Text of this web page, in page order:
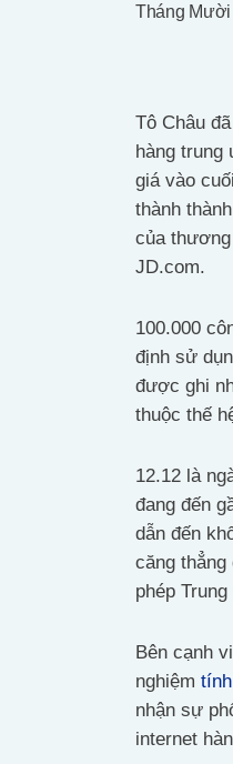
Tháng Mười
Tô Châu
hàng trung
giá vào
thành
của
JD.com.
100.000
định sử
được ghi
thuộc thế
12.12 là
đang đến
dẫn đến
căng
phép
Bên cạnh
nghiệm tính
nhận sự
internet